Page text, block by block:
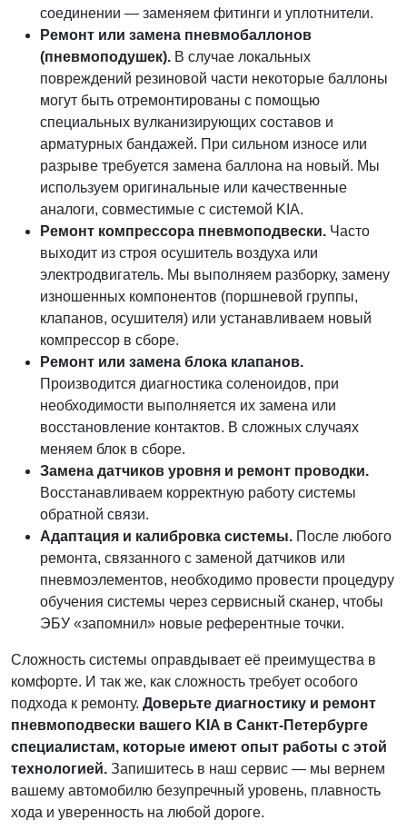
соединении — заменяем фитинги и уплотнители.
Ремонт или замена пневмобаллонов
(пневмоподушек). В случае локальных
повреждений резиновой части некоторые баллоны
могут быть отремонтированы с помощью
специальных вулканизирующих составов и
арматурных бандажей. При сильном износе или
разрыве требуется замена баллона на новый. Мы
используем оригинальные или качественные
аналоги, совместимые с системой KIA.
Ремонт компрессора пневмоподвески. Часто
выходит из строя осушитель воздуха или
электродвигатель. Мы выполняем разборку, замену
изношенных компонентов (поршневой группы,
клапанов, осушителя) или устанавливаем новый
компрессор в сборе.
Ремонт или замена блока клапанов.
Производится диагностика соленоидов, при
необходимости выполняется их замена или
восстановление контактов. В сложных случаях
меняем блок в сборе.
Замена датчиков уровня и ремонт проводки.
Восстанавливаем корректную работу системы
обратной связи.
Адаптация и калибровка системы. После любого
ремонта, связанного с заменой датчиков или
пневмоэлементов, необходимо провести процедуру
обучения системы через сервисный сканер, чтобы
ЭБУ «запомнил» новые референтные точки.
Сложность системы оправдывает её преимущества в
комфорте. И так же, как сложность требует особого
подхода к ремонту. Доверьте диагностику и ремонт
пневмоподвески вашего KIA в Санкт-Петербурге
специалистам, которые имеют опыт работы с этой
технологией. Запишитесь в наш сервис — мы вернем
вашему автомобилю безупречный уровень, плавность
хода и уверенность на любой дороге.